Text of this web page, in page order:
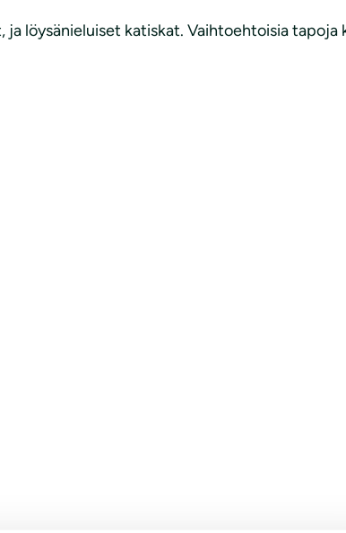
löysänieluiset katiskat. Vaihtoehtoisia tapoja